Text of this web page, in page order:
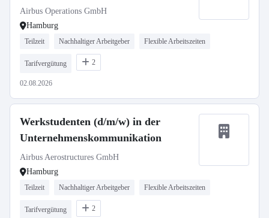
Airbus Operations GmbH
Hamburg
Teilzeit Nachhaltiger Arbeitgeber Flexible Arbeitszeiten
Tarifvergütung 2
02.08.2026
Werkstudenten (d/m/w) in der
Unternehmenskommunikation
Airbus Aerostructures GmbH
Hamburg
Teilzeit Nachhaltiger Arbeitgeber Flexible Arbeitszeiten
Tarifvergütung 2